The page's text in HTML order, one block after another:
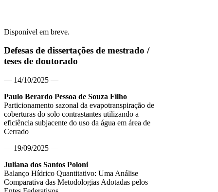
Disponível em breve.
Defesas de dissertações de mestrado /
teses de doutorado
— 14/10/2025 —
Paulo Berardo Pessoa de Souza Filho
Particionamento sazonal da evapotranspiração de
coberturas do solo contrastantes utilizando a
eficiência subjacente do uso da água em área de
Cerrado
— 19/09/2025 —
Juliana dos Santos Poloni
Balanço Hídrico Quantitativo: Uma Análise
Comparativa das Metodologias Adotadas pelos